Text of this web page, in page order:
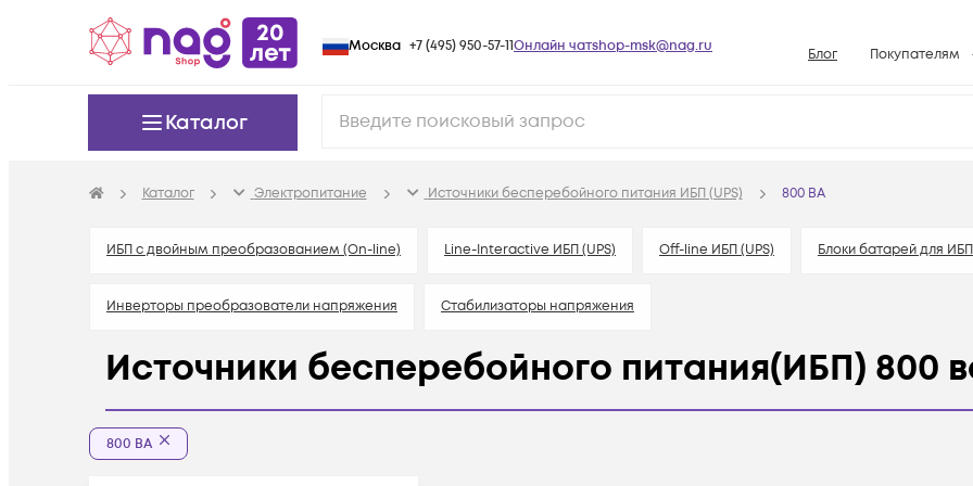
Москва +7 (495) 950-57-11Онлайн чатshop-msk@nag.ru Блог Покупателям
Гарантийное
База знаний
Каталог
Каталог Электропитание Источники бесперебойного питания ИБП (UPS) 800 ВА
ИБП с двойным преобразованием (On-line) Line-Interactive ИБП (UPS) Off-line ИБП (UPS) Блоки батарей для ИБП
Инверторы преобразователи напряжения Стабилизаторы напряжения
Источники бесперебойного питания(ИБП) 800
800 ВА